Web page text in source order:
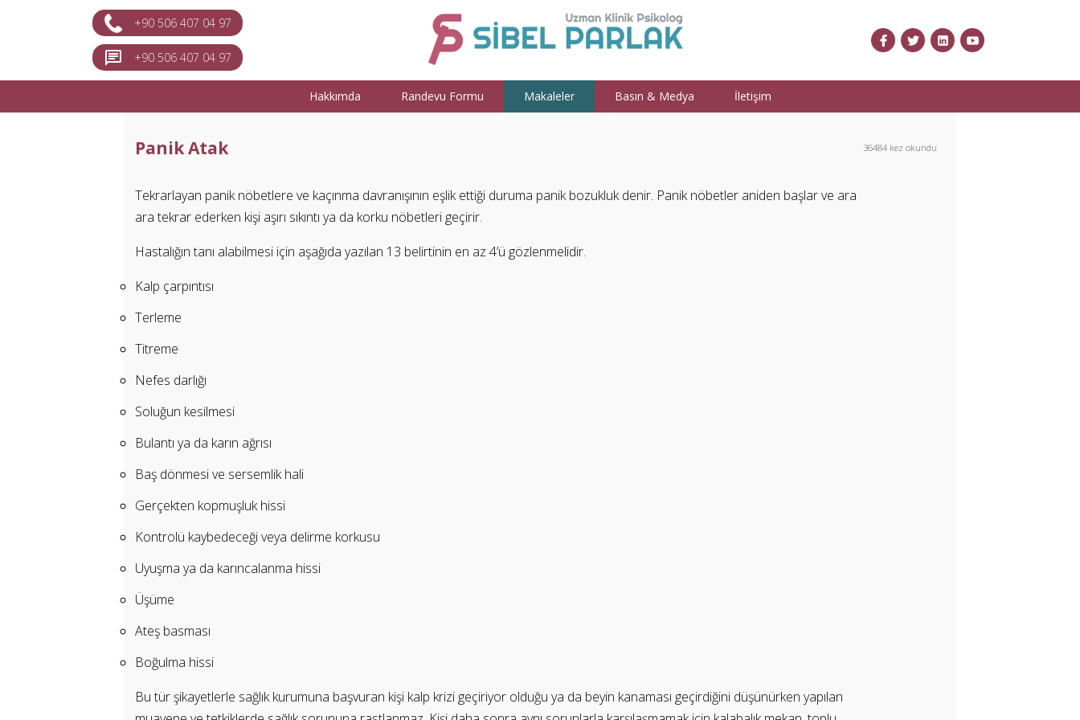
+90 506 407 04 97
+90 506 407 04 97
Hakkımda Randevu Formu Makaleler Basın & Medya İletişim
Panik Atak 36484 kez okundu
Tekrarlayan panik nöbetlere ve kaçınma davranışının eşlik ettiği duruma panik bozukluk denir. Panik nöbetler aniden başlar ve ara
ara tekrar ederken kişi aşırı sıkıntı ya da korku nöbetleri geçirir.
Hastalığın tanı alabilmesi için aşağıda yazılan 13 belirtinin en az 4’ü gözlenmelidir.
Kalp çarpıntısı
Terleme
Titreme
Nefes darlığı
Soluğun kesilmesi
Bulantı ya da karın ağrısı
Baş dönmesi ve sersemlik hali
Gerçekten kopmuşluk hissi
Kontrolü kaybedeceği veya delirme korkusu
Uyuşma ya da karıncalanma hissi
Üşüme
Ateş basması
Boğulma hissi
Bu tür şikayetlerle sağlık kurumuna başvuran kişi kalp krizi geçiriyor olduğu ya da beyin kanaması geçirdiğini düşünürken yapılan